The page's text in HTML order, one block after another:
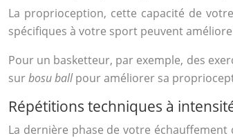
La proprioception, cette capacité de
spécifiques à votre sport peuvent
Pour un basketteur, par exemple, des
surbosu ballpour améliorer sa
Répétitions techniques à
La dernière phase de votre